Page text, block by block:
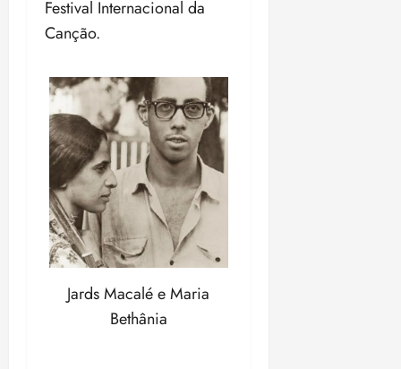
Festival Internacional da
Canção.
Jards Macalé e Maria
Bethânia